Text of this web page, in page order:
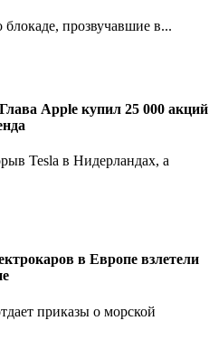
прозвучавшие в...
Apple купил 25 000 акций
Tesla в Нидерландах, а
в Европе взлетели
приказы о морской